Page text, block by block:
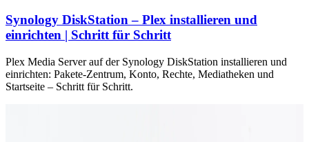
Synology DiskStation – Plex installieren und
einrichten | Schritt für Schritt
Plex Media Server auf der Synology DiskStation installieren und
einrichten: Pakete-Zentrum, Konto, Rechte, Mediatheken und
Startseite – Schritt für Schritt.